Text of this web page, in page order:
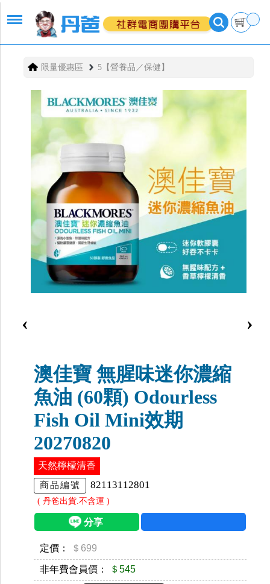
限量優惠區 5【營養品／保健】
‹ ›
澳佳寶 無腥味迷你濃縮
魚油 (60顆) Odourless
Fish Oil Mini效期
20270820
天然檸檬清香
商品編號 82113112801
( 丹爸出貨.不含運 )
定價： ＄699
非年費會員價： ＄545